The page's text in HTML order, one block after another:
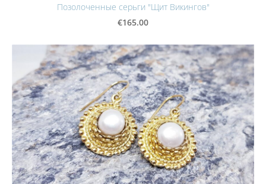
Позолоченные серьги "Щит Викингов"
€165.00